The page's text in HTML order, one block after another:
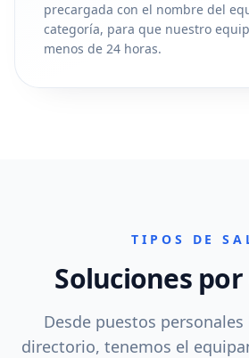
precargada con el nombre del
categoría, para que nuestro
menos de 24 horas.
TIPOS DE
Soluciones
Desde puestos
directorio, tenemos el